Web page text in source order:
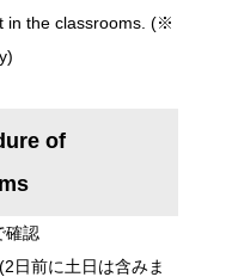
in the classrooms. (※
of
確認
日前に土日は含みま